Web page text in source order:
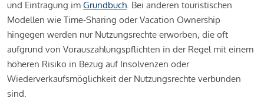
und Eintragung im Grundbuch . Bei anderen touristischen
Modellen wie Time-Sharing oder Vacation Ownership
hingegen werden nur Nutzungsrechte erworben, die oft
aufgrund von Vorauszahlungspflichten in der Regel mit einem
höheren Risiko in Bezug auf Insolvenzen oder
Wiederverkaufsmöglichkeit der Nutzungsrechte verbunden
sind.